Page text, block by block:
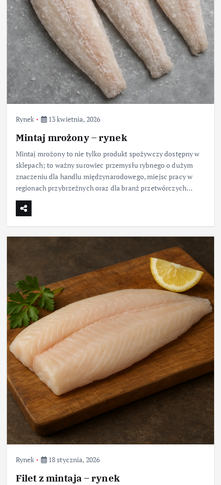
Rynek 13 kwietnia, 2026
Mintaj mrożony – rynek
Mintaj mrożony to nie tylko produkt spożywczy dostępny w
sklepach; to ważny surowiec przemysłu rybnego o dużym
znaczeniu dla handlu międzynarodowego, miejsc pracy w
regionach przybrzeżnych oraz dla branż przetwórczych…
Rynek 18 stycznia, 2026
Filet z mintaja – rynek